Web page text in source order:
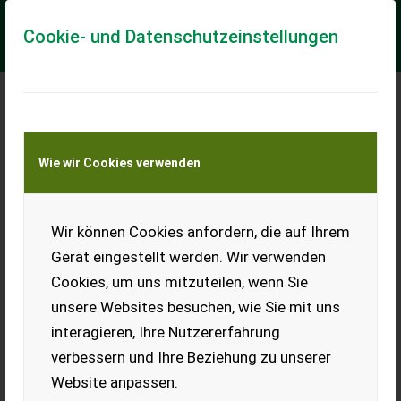
Cookie- und Datenschutzeinstellungen
Wie wir Cookies verwenden
Wir können Cookies anfordern, die auf Ihrem
Gerät eingestellt werden. Wir verwenden
Cookies, um uns mitzuteilen, wenn Sie
unsere Websites besuchen, wie Sie mit uns
interagieren, Ihre Nutzererfahrung
verbessern und Ihre Beziehung zu unserer
Website anpassen.
Meine Transportkostenanfrage
Transport von Land- und Baumaschinen –
KEINE Tiertransporte
Sonstige Immervolltank 100-2000l
Immervolltank
Boden 230,00.- 00005989 Immervolltank 150 Lit. gerader
Boden 265,00.- 00004637 Immervol...
EUR 230 inkl. 20 % MwSt.